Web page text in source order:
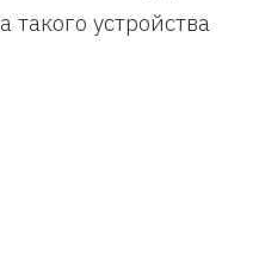
устройства